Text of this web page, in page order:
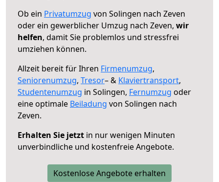
Ob ein Privatumzug von Solingen nach Zeven
oder ein gewerblicher Umzug nach Zeven, wir
helfen, damit Sie problemlos und stressfrei
umziehen können.
Allzeit bereit für Ihren Firmenumzug,
Seniorenumzug, Tresor– & Klaviertransport,
Studentenumzug in Solingen, Fernumzug oder
eine optimale Beiladung von Solingen nach
Zeven.
Erhalten Sie jetzt in nur wenigen Minuten
unverbindliche und kostenfreie Angebote.
Kostenlose Angebote erhalten